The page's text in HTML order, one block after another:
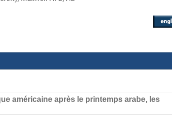
américaine après le printemps arabe, les